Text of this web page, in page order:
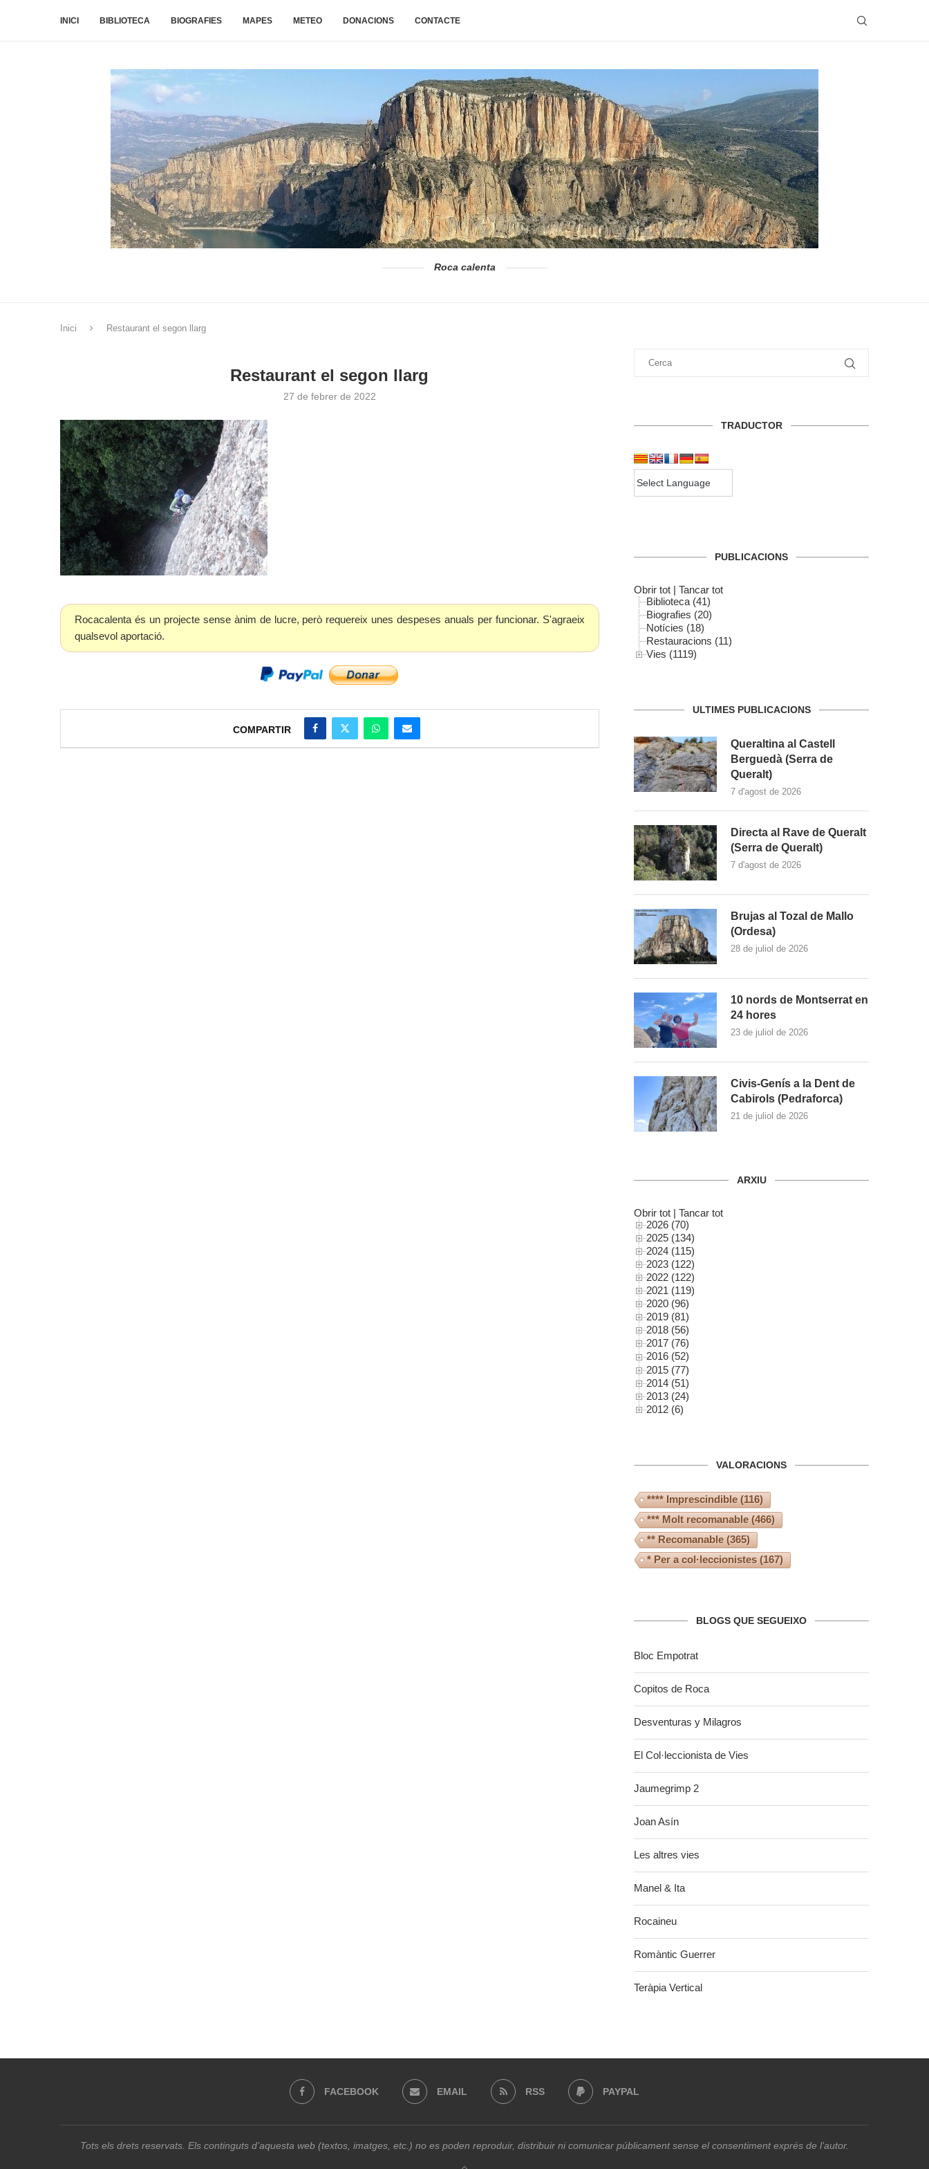
INICI BIBLIOTECA BIOGRAFIES MAPES METEO DONACIONS CONTACTE
Roca calenta
Inici Restaurant el segon llarg
Restaurant el segon llarg
27 de febrer de 2022
Rocacalenta és un projecte sense ànim de lucre, però requereix unes despeses anuals per funcionar. S'agraeix
qualsevol aportació.
COMPARTIR
TRADUCTOR
PUBLICACIONS
Obrir tot | Tancar tot
Biblioteca (41)
Biografies (20)
Notícies (18)
Restauracions (11)
Vies (1119)
ULTIMES PUBLICACIONS
Queraltina al Castell
Berguedà (Serra de
Queralt)
7 d'agost de 2026
Directa al Rave de Queralt
(Serra de Queralt)
7 d'agost de 2026
Brujas al Tozal de Mallo
(Ordesa)
28 de juliol de 2026
10 nords de Montserrat en
24 hores
23 de juliol de 2026
Civis-Genís a la Dent de
Cabirols (Pedraforca)
21 de juliol de 2026
ARXIU
Obrir tot | Tancar tot
2026 (70)
2025 (134)
2024 (115)
2023 (122)
2022 (122)
2021 (119)
2020 (96)
2019 (81)
2018 (56)
2017 (76)
2016 (52)
2015 (77)
2014 (51)
2013 (24)
2012 (6)
VALORACIONS
**** Imprescindible(116)
*** Molt recomanable(466)
** Recomanable(365)
* Per a col·leccionistes (167)
BLOGS QUE SEGUEIXO
Bloc Empotrat
Copitos de Roca
Desventuras y Milagros
El Col·leccionista de Vies
Jaumegrimp 2
Joan Asín
Les altres vies
Manel & Ita
Rocaineu
Romàntic Guerrer
Teràpia Vertical
FACEBOOK EMAIL RSS PAYPAL
Tots els drets reservats. Els continguts d’aquesta web (textos, imatges, etc.) no es poden reproduir, distribuir ni comunicar públicament sense el consentiment exprés de l’autor.